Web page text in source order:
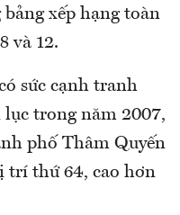
xếp hạng toàn
và 12.
sức cạnh tranh
lục trong năm 2007,
phố Thâm Quyến
trí thứ 64, cao hơn